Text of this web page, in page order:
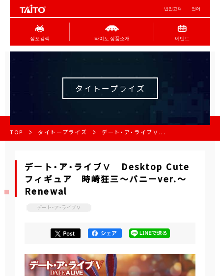
법인고객 언어
점포검색 타이토 상품소개 이벤트
タイトープライズ
TOP タイトープライズ デート・ア・ライブⅤ...
デート・ア・ライブⅤ Desktop Cute
フィギュア 時崎狂三～バニーver.～
Renewal
デート・ア・ライブⅤ